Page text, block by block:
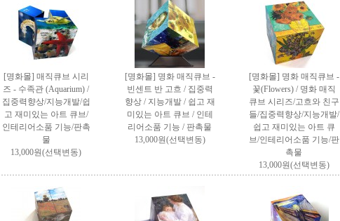
[명화몰] 매직큐브 시리
즈 - 수족관 (Aquarium) /
집중력향상/지능개발/쉽
고 재미있는 아트 큐브/
인테리어소품 기능/판촉
물
13,000원(선택변동)
[명화몰] 명화 매직큐브 -
빈센트 반 고흐 / 집중력
향상 / 지능개발 / 쉽고 재
미있는 아트 큐브 / 인테
리어소품 기능 / 판촉물
13,000원(선택변동)
[명화몰] 명화 매직큐브 -
꽃(Flowers) / 명화 매직
큐브 시리즈/고흐와 친구
들/집중력향상/지능개발/
쉽고 재미있는 아트 큐
브/인테리어소품 기능/판
촉물
13,000원(선택변동)